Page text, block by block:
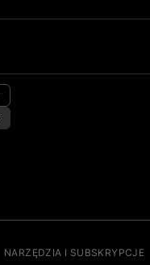
NARZĘDZIA I SUBSKRYPCJE